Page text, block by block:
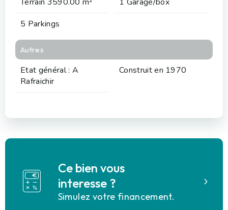
5 Parkings
Autres
Etat général : A
Rafraichir
Construit en 1970
Ce bien vous
interesse ?
Simulez votre financement.